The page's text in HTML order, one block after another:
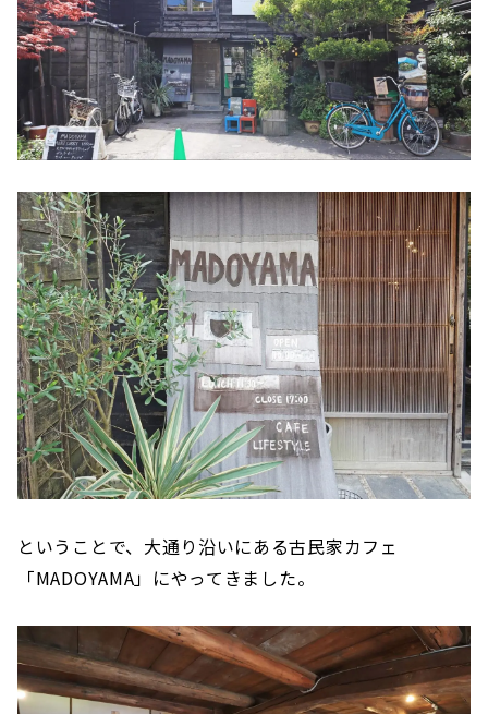
ということで、大通り沿いにある古民家カフェ
「MADOYAMA」にやってきました。